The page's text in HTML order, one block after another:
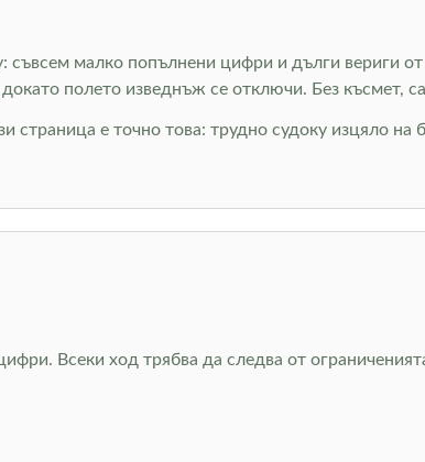
съвсем малко попълнени цифри и дълги вериги
полето изведнъж се отключи. Без късмет,
страница е точно това: трудно судоку изцяло на
Всеки ход трябва да следва от